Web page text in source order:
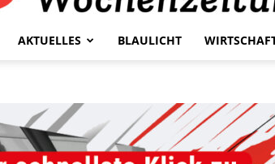
AKTUELLES BLAULICHT